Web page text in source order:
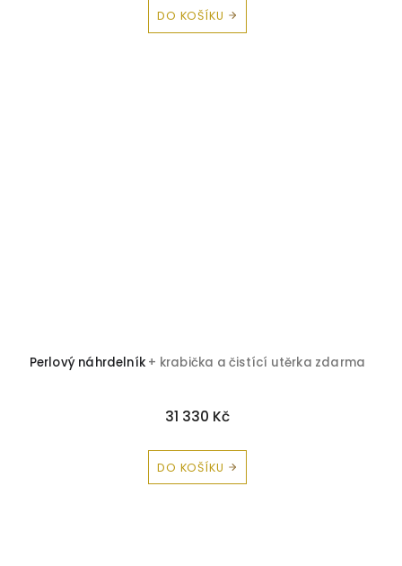
DO KOŠÍKU
Perlový náhrdelník + krabička a čistící utěrka zdarma
31 330 Kč
DO KOŠÍKU